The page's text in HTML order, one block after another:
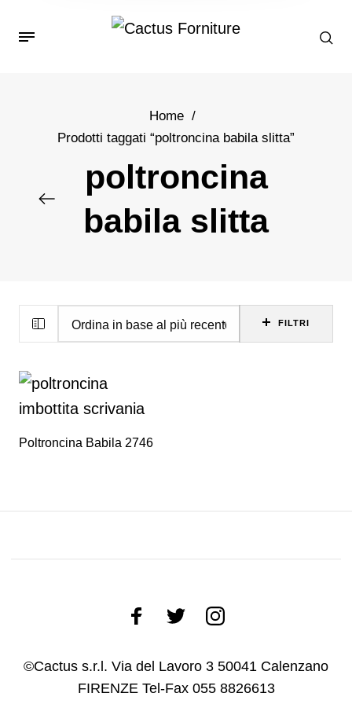
Home /
Prodotti taggati “poltroncina babila slitta”
poltroncina
babila slitta
FILTRI
Poltroncina Babila 2746
©Cactus s.r.l. Via del Lavoro 3 50041 Calenzano
FIRENZE Tel-Fax 055 8826613